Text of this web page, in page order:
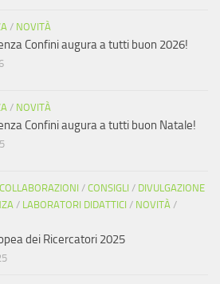
/ NOVITÀ
Confini augura a tutti buon 2026!
/ NOVITÀ
Confini augura a tutti buon Natale!
COLLABORAZIONI / CONSIGLI / DIVULGAZIONE
/ LABORATORI DIDATTICI / NOVITÀ /
dei Ricercatori 2025